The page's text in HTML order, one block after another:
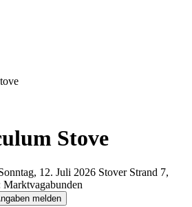
Stove
12. Juli 2026 Stover Strand 7,
Marktvagabunden
melden